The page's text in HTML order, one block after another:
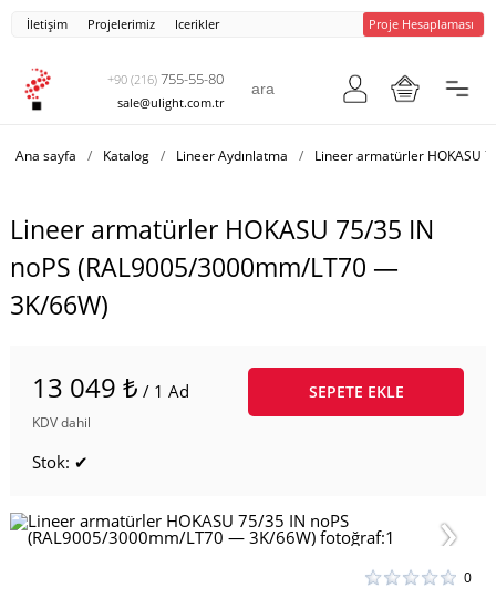
İletişim Projelerimiz Icerikler Proje Hesaplaması
+90 (216) 755-55-80
sale@ulight.com.tr
Ana sayfa / Katalog / Lineer Aydınlatma / Lineer armatürler HOKASU
Lineer armatürler HOKASU 75/35 IN
noPS (RAL9005/3000mm/LT70 —
3K/66W)
13 049 ₺ / 1 Ad
KDV dahil
SEPETE EKLE
Stok: ✔
0